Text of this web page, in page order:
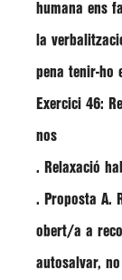
humana ens
la
pena tenir-ho
Exercici 46:
nos
. Relaxació
. Proposta A.
obert/a a
autosalvar,